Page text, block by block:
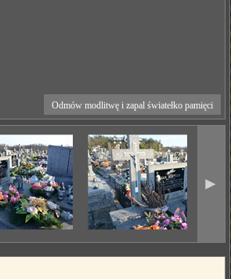
Odmów modlitwę i zapal światełko pamięci
►